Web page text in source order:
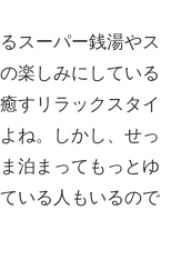
スーパー銭湯やス
楽しみにしている
すリラックスタイ
ね。しかし、せっ
泊まってもっとゆ
いる人もいるので